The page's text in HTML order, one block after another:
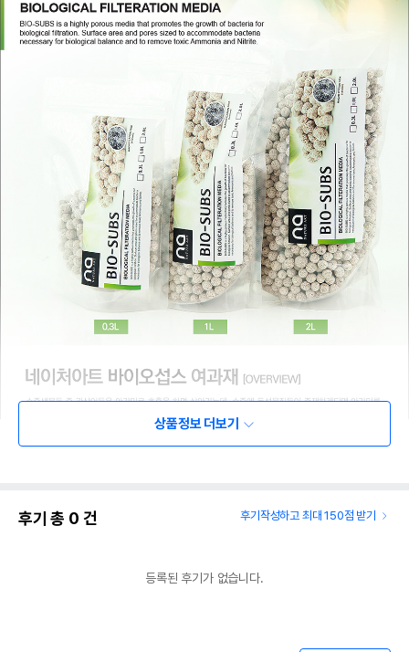
상품정보 더보기
후기 총 0 건 후기작성하고 최대 150점 받기
등록된 후기가 없습니다.